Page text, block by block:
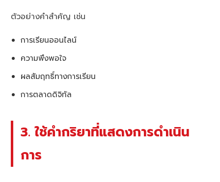
ตัวอย่างคำสำคัญ เช่น
การเรียนออนไลน์
ความพึงพอใจ
ผลสัมฤทธิ์ทางการเรียน
การตลาดดิจิทัล
3. ใช้คำกริยาที่แสดงการดำเนิน
การ